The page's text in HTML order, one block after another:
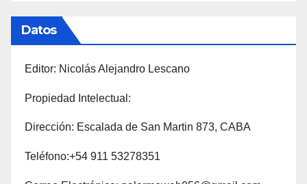
Datos
Editor: Nicolás Alejandro Lescano
Propiedad Intelectual:
Dirección: Escalada de San Martin 873, CABA
Teléfono:+54 911 53278351